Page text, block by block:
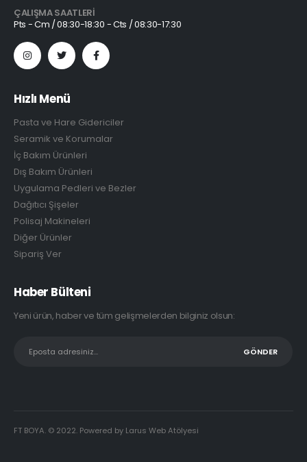
ÇALIŞMA SAATLERI
Pts - Cm / 08:30-18:30 - Cts / 08:30-17:30
Hızlı Menü
Pasta ve Hare Gidericiler
Seramik ve Korumalar
İç Bakım Ürünleri
Dış Bakım Ürünleri
Uygulama Pedleri ve Bezler
Dağıtıcı Şişeler
Polisaj Makineleri
Diğer Ürünler
Sipariş Ver
Haber Bülteni
Yeni ürün, haber ve tüm gelişmelerden bilginiz olsun:
FT BOYA. © 2022. Powered by Larus Web Atölyesi